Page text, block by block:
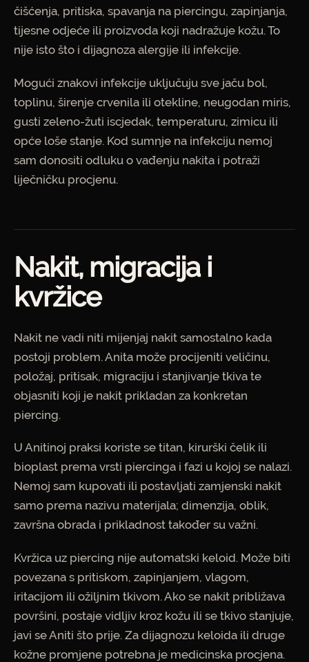
čišćenja, pritiska, spavanja na piercingu, zapinjanja,
tijesne odjeće ili proizvoda koji nadražuje kožu. To
nije isto što i dijagnoza alergije ili infekcije.
Mogući znakovi infekcije uključuju sve jaču bol,
toplinu, širenje crvenila ili otekline, neugodan miris,
gusti zeleno-žuti iscjedak, temperaturu, zimicu ili
opće loše stanje. Kod sumnje na infekciju nemoj
sam donositi odluku o vađenju nakita i potraži
liječničku procjenu.
Nakit, migracija i
kvržice
Nakit ne vadi niti mijenjaj nakit samostalno kada
postoji problem. Anita može procijeniti veličinu,
položaj, pritisak, migraciju i stanjivanje tkiva te
objasniti koji je nakit prikladan za konkretan
piercing.
U Anitinoj praksi koriste se titan, kirurški čelik ili
bioplast prema vrsti piercinga i fazi u kojoj se nalazi.
Nemoj sam kupovati ili postavljati zamjenski nakit
samo prema nazivu materijala; dimenzija, oblik,
završna obrada i prikladnost također su važni.
Kvržica uz piercing nije automatski keloid. Može biti
povezana s pritiskom, zapinjanjem, vlagom,
iritacijom ili ožiljnim tkivom. Ako se nakit približava
površini, postaje vidljiv kroz kožu ili se tkivo stanjuje,
javi se Aniti što prije. Za dijagnozu keloida ili druge
kožne promjene potrebna je medicinska procjena.